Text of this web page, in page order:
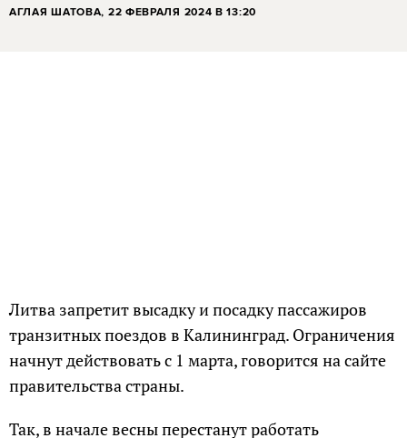
АГЛАЯ ШАТОВА, 22 ФЕВРАЛЯ 2024 В 13:20
Литва запретит высадку и посадку пассажиров
транзитных поездов в Калининград. Ограничения
начнут действовать с 1 марта, говорится на сайте
правительства страны.
Так, в начале весны перестанут работать